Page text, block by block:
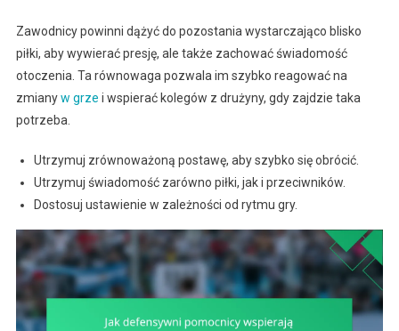
Zawodnicy powinni dążyć do pozostania wystarczająco blisko
piłki, aby wywierać presję, ale także zachować świadomość
otoczenia. Ta równowaga pozwala im szybko reagować na
zmianyw grze i wspierać kolegów z drużyny, gdy zajdzie taka
potrzeba.
Utrzymuj zrównoważoną postawę, aby szybko się obrócić.
Utrzymuj świadomość zarówno piłki, jak i przeciwników.
Dostosuj ustawienie w zależności od rytmu gry.